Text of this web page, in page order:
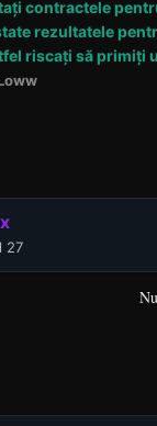
contractele
rezultatele
riscați să primiți
27